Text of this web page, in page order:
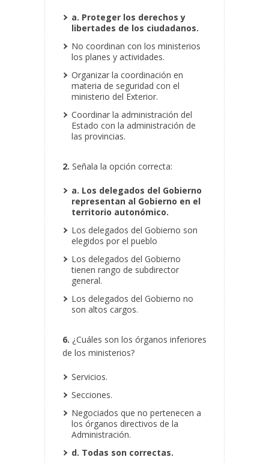
a. Proteger los derechos y
libertades de los ciudadanos.
No coordinan con los ministerios
los planes y actividades.
Organizar la coordinación en
materia de seguridad con el
ministerio del Exterior.
Coordinar la administración del
Estado con la administración de
las provincias.
2. Señala la opción correcta:
a. Los delegados del Gobierno
representan al Gobierno en el
territorio autonómico.
Los delegados del Gobierno son
elegidos por el pueblo
Los delegados del Gobierno
tienen rango de subdirector
general.
Los delegados del Gobierno no
son altos cargos.
6. ¿Cuáles son los órganos inferiores
de los ministerios?
Servicios.
Secciones.
Negociados que no pertenecen a
los órganos directivos de la
Administración.
d. Todas son correctas.